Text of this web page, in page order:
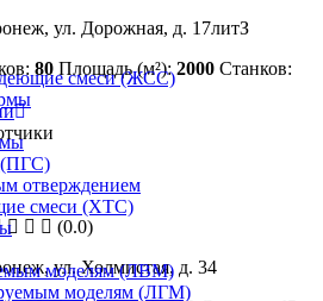
смеси (ЖСС)
(ПГС)
отверждением
смеси (ХТС)
моделям (ЛВМ)
моделям (ЛГМ)
ул. Дорожная, д. 17литЗ
80 Площадь (м²):2000 Станков:
(0.0)
ул. Холмистая, д. 34